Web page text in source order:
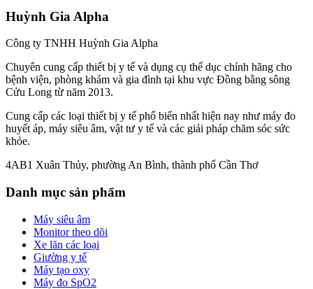
Huỳnh Gia Alpha
Công ty TNHH Huỳnh Gia Alpha
Chuyên cung cấp thiết bị y tế và dụng cụ thể dục chính hãng cho
bệnh viện, phòng khám và gia đình tại khu vực Đồng bằng sông
Cửu Long từ năm 2013.
Cung cấp các loại thiết bị y tế phổ biến nhất hiện nay như máy đo
huyết áp, máy siêu âm, vật tư y tế và các giải pháp chăm sóc sức
khỏe.
4AB1 Xuân Thủy, phường An Bình, thành phố Cần Thơ
Danh mục sản phẩm
Máy siêu âm
Monitor theo dõi
Xe lăn các loại
Giường y tế
Máy tạo oxy
Máy đo SpO2